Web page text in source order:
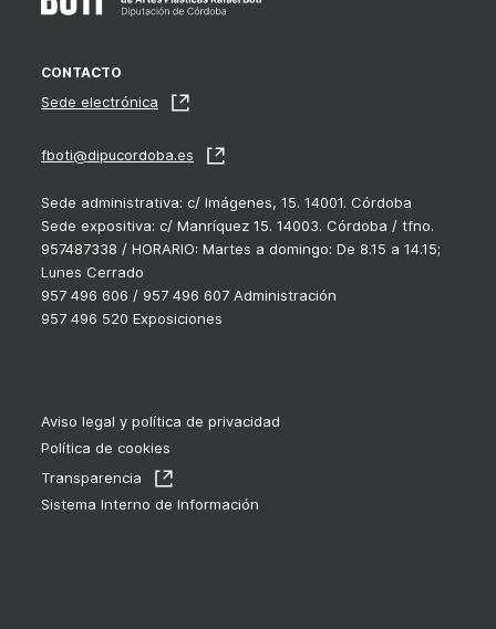
CONTACTO
Sede electrónica
fboti@dipucordoba.es
Sede administrativa: c/ Imágenes, 15. 14001. Córdoba
Sede expositiva: c/ Manríquez 15. 14003. Córdoba / tfno.
957487338 / HORARIO: Martes a domingo: De 8.15 a 14.15;
Lunes Cerrado
957 496 606 / 957 496 607 Administración
957 496 520 Exposiciones
Aviso legal y política de privacidad
Política de cookies
Transparencia
Sistema Interno de Información